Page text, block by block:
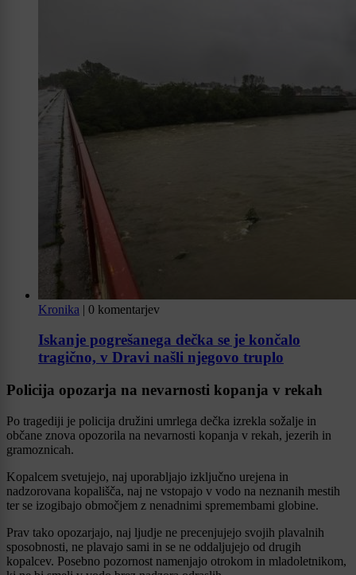
Kronika | 0 komentarjev
Iskanje pogrešanega dečka se je končalo
tragično, v Dravi našli njegovo truplo
Policija opozarja na nevarnosti kopanja v rekah
Po tragediji je policija družini umrlega dečka izrekla sožalje in
občane znova opozorila na nevarnosti kopanja v rekah, jezerih in
gramoznicah.
Kopalcem svetujejo, naj uporabljajo izključno urejena in
nadzorovana kopališča, naj ne vstopajo v vodo na neznanih mestih
ter se izogibajo območjem z nenadnimi spremembami globine.
Prav tako opozarjajo, naj ljudje ne precenjujejo svojih plavalnih
sposobnosti, ne plavajo sami in se ne oddaljujejo od drugih
kopalcev. Posebno pozornost namenjajo otrokom in mladoletnikom,